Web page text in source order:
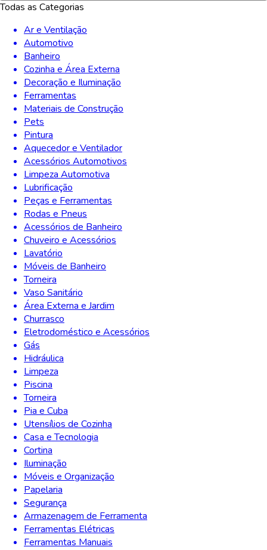
Todas as Categorias
Ar e Ventilação
Automotivo
Banheiro
Cozinha e Área Externa
Decoração e Iluminação
Ferramentas
Materiais de Construção
Pets
Pintura
Aquecedor e Ventilador
Acessórios Automotivos
Limpeza Automotiva
Lubrificação
Peças e Ferramentas
Rodas e Pneus
Acessórios de Banheiro
Chuveiro e Acessórios
Lavatório
Móveis de Banheiro
Torneira
Vaso Sanitário
Área Externa e Jardim
Churrasco
Eletrodoméstico e Acessórios
Gás
Hidráulica
Limpeza
Piscina
Torneira
Pia e Cuba
Utensílios de Cozinha
Casa e Tecnologia
Cortina
Iluminação
Móveis e Organização
Papelaria
Segurança
Armazenagem de Ferramenta
Ferramentas Elétricas
Ferramentas Manuais